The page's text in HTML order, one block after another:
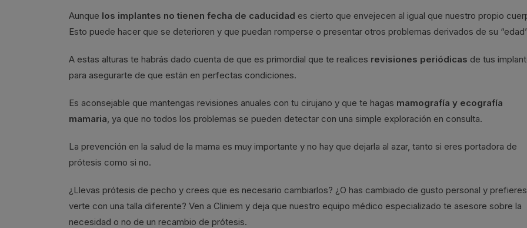
Aunque los implantes no tienen fecha de caducidad es cierto que envejecen al igual que nuestro propio
Esto puede hacer que se deterioren y que puedan romperse o presentar otros problemas derivados de su
A estas alturas te habrás dado cuenta de que es primordial que te realices revisiones periódicas de tus
para asegurarte de que están en perfectas condiciones.
Es aconsejable que mantengas revisiones anuales con tu cirujano y que te hagas mamografía y ecografía
mamaria, ya que no todos los problemas se pueden detectar con una simple exploración en consulta.
La prevención en la salud de la mama es muy importante y no hay que dejarla al azar, tanto si eres portadora de
prótesis como si no.
¿Llevas prótesis de pecho y crees que es necesario cambiarlos? ¿O has cambiado de gusto personal y prefieres
verte con una talla diferente? Ven a Cliniem y deja que nuestro equipo médico especializado te asesore sobre la
necesidad o no de un recambio de prótesis.